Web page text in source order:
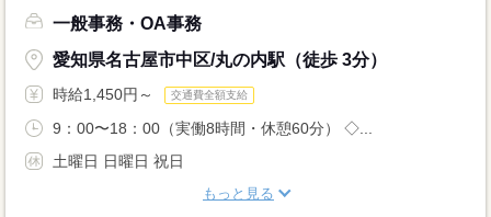
一般事務・OA事務
愛知県名古屋市中区/丸の内駅（徒歩 3分）
時給1,450円～ 交通費全額支給
9：00〜18：00（実働8時間・休憩60分） ◇...
土曜日 日曜日 祝日
もっと見る